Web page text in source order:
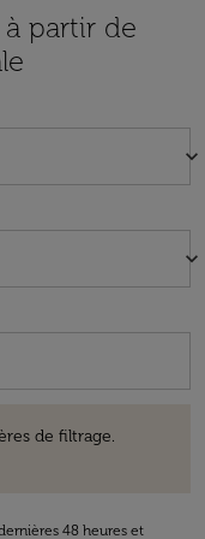
partir de
keyboard_arrow_down
keyboard_arrow_down
de filtrage.
48 heures et